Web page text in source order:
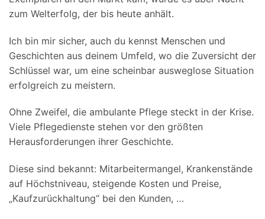
zum Welterfolg, der bis heute anhält.
Ich bin mir sicher, auch du kennst Menschen und
Geschichten aus deinem Umfeld, wo die Zuversicht der
Schlüssel war, um eine scheinbar ausweglose Situation
erfolgreich zu meistern.
Ohne Zweifel, die ambulante Pflege steckt in der Krise.
Viele Pflegedienste stehen vor den größten
Herausforderungen ihrer Geschichte.
Diese sind bekannt: Mitarbeitermangel, Krankenstände
auf Höchstniveau, steigende Kosten und Preise,
„Kaufzurückhaltung“ bei den Kunden, …